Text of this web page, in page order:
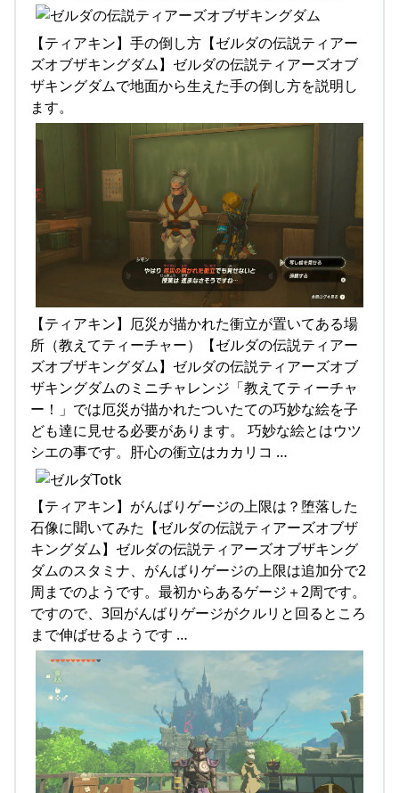
【ティアキン】手の倒し方【ゼルダの伝説ティアー
ズオブザキングダム】ゼルダの伝説ティアーズオブ
ザキングダムで地面から生えた手の倒し方を説明し
ます。
【ティアキン】厄災が描かれた衝立が置いてある場
所（教えてティーチャー）【ゼルダの伝説ティアー
ズオブザキングダム】ゼルダの伝説ティアーズオブ
ザキングダムのミニチャレンジ「教えてティーチャ
ー！」では厄災が描かれたついたての巧妙な絵を子
ども達に見せる必要があります。 巧妙な絵とはウツ
シエの事です。肝心の衝立はカカリコ …
【ティアキン】がんばりゲージの上限は？堕落した
石像に聞いてみた【ゼルダの伝説ティアーズオブザ
キングダム】ゼルダの伝説ティアーズオブザキング
ダムのスタミナ、がんばりゲージの上限は追加分で2
周までのようです。最初からあるゲージ＋2周です。
ですので、3回がんばりゲージがクルリと回るところ
まで伸ばせるようです …